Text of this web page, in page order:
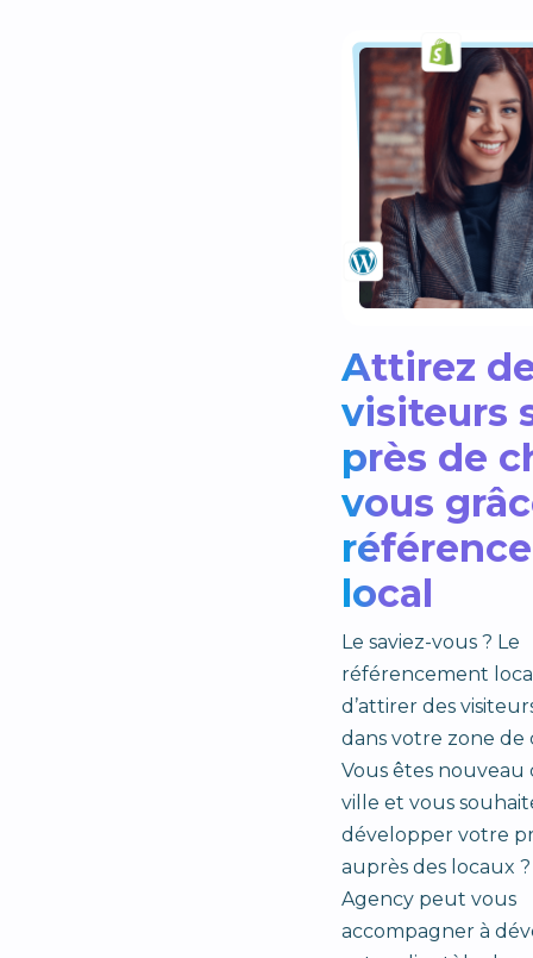
Attirez
visiteurs
près de
vous
local
Le saviez-vous ? Le
référencement
d’attirer des
dans votre zone de
Vous êtes nouveau
ville et vous
développer votre
auprès des locaux
Agency peut vous
accompagner à